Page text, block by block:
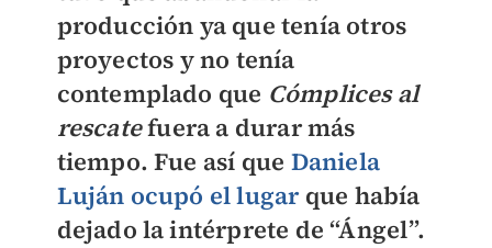
producción ya que tenía otros
proyectos y no tenía
contemplado que Cómplices al
rescatefuera a durar más
tiempo. Fue así que Daniela
Luján ocupó el lugar que había
dejado la intérprete de “Ángel”.